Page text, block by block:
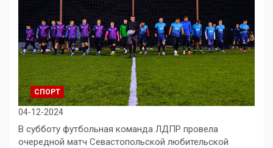
СПОРТ
04-12-2024
В субботу футбольная команда ЛДПР провела
очередной матч Севастопольской любительской